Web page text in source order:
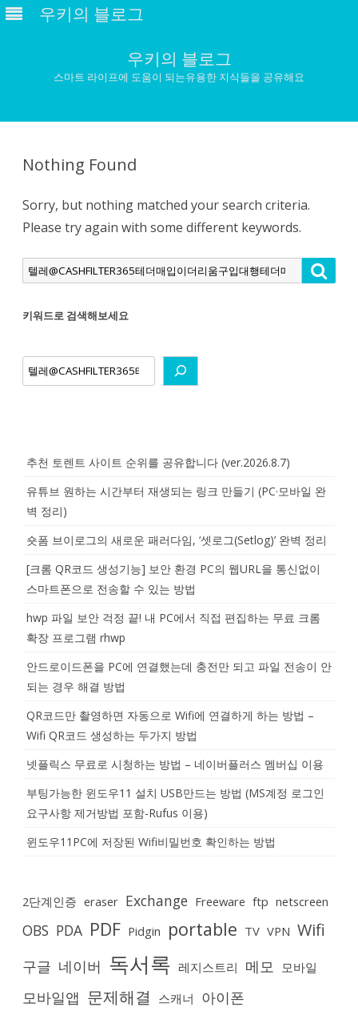
우키의 블로그
우키의 블로그
스마트 라이프에 도움이 되는유용한 지식들을 공유해요
Nothing Found
Sorry, but nothing matched your search criteria.
Please try again with some different keywords.
Search
for:
키워드로 검색해보세요
추천 토렌트 사이트 순위를 공유합니다 (ver.2026.8.7)
유튜브 원하는 시간부터 재생되는 링크 만들기 (PC·모바일 완
벽 정리)
숏폼 브이로그의 새로운 패러다임, ‘셋로그(Setlog)’ 완벽 정리
[크롬 QR코드 생성기능] 보안 환경 PC의 웹URL을 통신없이
스마트폰으로 전송할 수 있는 방법
hwp 파일 보안 걱정 끝! 내 PC에서 직접 편집하는 무료 크롬
확장 프로그램 rhwp
안드로이드폰을 PC에 연결했는데 충전만 되고 파일 전송이 안
되는 경우 해결 방법
QR코드만 촬영하면 자동으로 Wifi에 연결하게 하는 방법 –
Wifi QR코드 생성하는 두가지 방법
넷플릭스 무료로 시청하는 방법 – 네이버플러스 멤버십 이용
부팅가능한 윈도우11 설치 USB만드는 방법 (MS계정 로그인
요구사항 제거방법 포함-Rufus 이용)
윈도우11PC에 저장된 Wifi비밀번호 확인하는 방법
2단계인증 eraser Exchange Freeware ftp netscreen
OBS PDA PDF Pidgin portable TV VPN Wifi
구글 네이버 독서록 레지스트리 메모 모바일
모바일앱 문제해결 스캐너 아이폰